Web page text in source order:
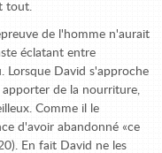
tout.
de l'homme n'aurait
éclatant entre
Lorsque David s'approche
de la nourriture,
Comme il le
d'avoir abandonné «ce
En fait David ne les